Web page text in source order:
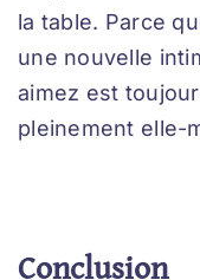
la table. Parce
une nouvelle
aimez est
pleinement elle-
Conclusion